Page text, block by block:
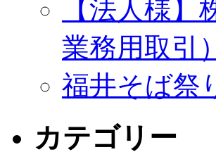
【法人様
業務用取引）
福井そば祭
カテゴリー